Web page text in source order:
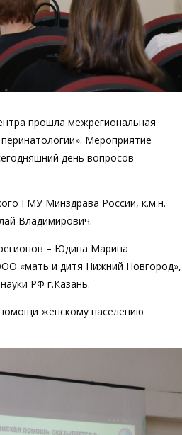
прошла межрегиональная
Мероприятие
день вопросов
ГМУ Минздрава России, к.м.н.
Владимирович.
– Юдина Марина
«мать и дитя Нижний Новгород»,
РФ г.Казань.
женскому населению